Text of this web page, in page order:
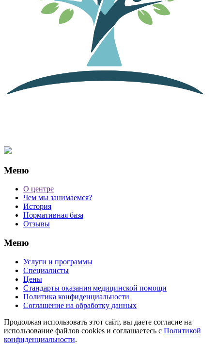
Меню
О центре
Чем мы занимаемся?
История
Нормативная база
Отзывы
Меню
Услуги и программы
Специалисты
Цены
Стандарты оказания медицинской помощи
Политика конфиденциальности
Соглашение на обработку данных
Продолжая использовать этот сайт, вы даете согласие на
использование файлов cookies и соглашаетесь с Политикой
конфиденциальности.